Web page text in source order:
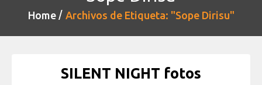
Home Archivos de Etiqueta: "Sope Dirisu"
SILENT NIGHT fotos